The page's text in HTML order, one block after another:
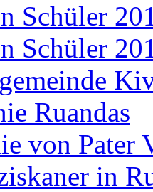
Schüler
Schüler
Ruandas
von Pater
in